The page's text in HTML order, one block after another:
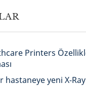
Printers
yeni X-Ray